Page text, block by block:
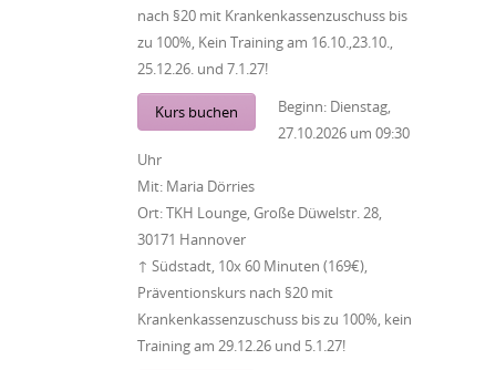
nach §20 mit Krankenkassenzuschuss bis
zu 100%, Kein Training am 16.10.,23.10.,
25.12.26. und 7.1.27!
Kurs buchen Beginn: Dienstag,
27.10.2026 um 09:30
Uhr
Mit: Maria Dörries
Ort:TKH Lounge, Große Düwelstr. 28,
30171 Hannover
↑ Südstadt, 10x 60 Minuten (169€),
Präventionskurs nach §20 mit
Krankenkassenzuschuss bis zu 100%, kein
Training am 29.12.26 und 5.1.27!